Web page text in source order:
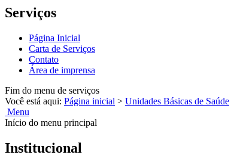
Serviços
Página Inicial
Carta de Serviços
Contato
Área de imprensa
Fim do menu de serviços
Você está aqui: Página inicial > Unidades Básicas de Saúde
Menu
Início do menu principal
Institucional